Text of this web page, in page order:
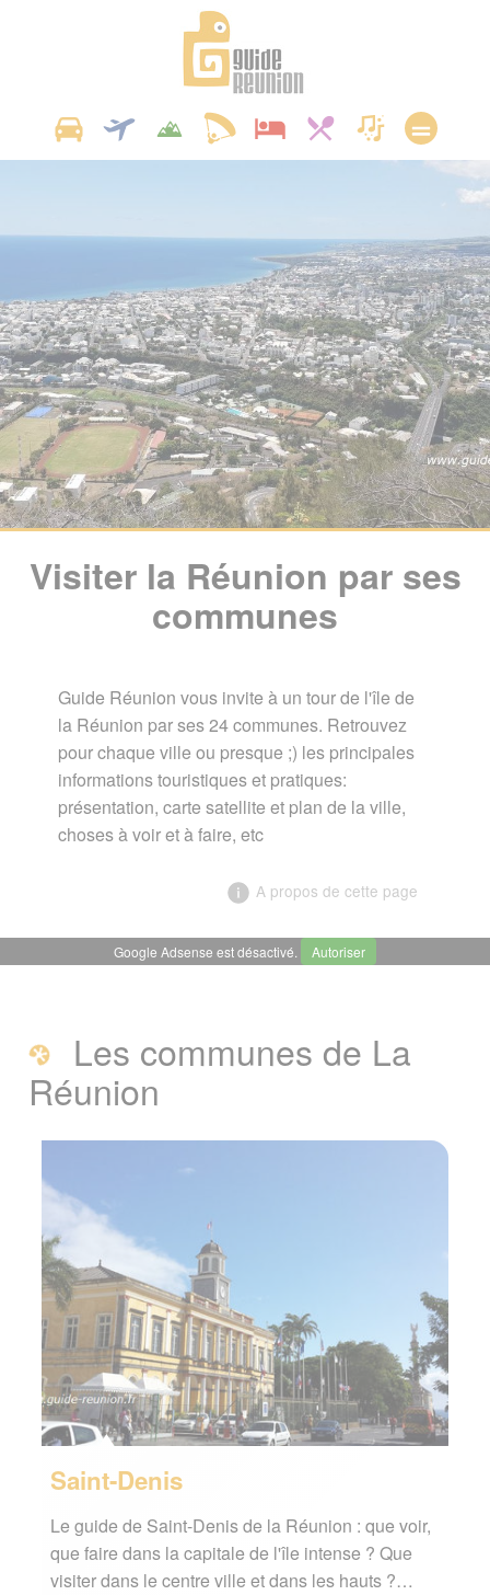
Visiter la Réunion par ses
communes
Guide Réunion vous invite à un tour de l'île de
la Réunion par ses 24 communes. Retrouvez
pour chaque ville ou presque ;) les principales
informations touristiques et pratiques:
présentation, carte satellite et plan de la ville,
choses à voir et à faire, etc
A propos de cette page
Les communes de La Réunion
Page créée le 26 mars 2011. Dernière
mise à jour le 09 février 2019
Vous êtes ici :Accueil
Visiter la Réunion par ses communes
Signaler une erreur ou Proposer une
amélioration
Google Adsense est désactivé. Autoriser
Les communes de La
Réunion
Saint-Denis
Le guide de Saint-Denis de la Réunion : que voir,
que faire dans la capitale de l'île intense ? Que
visiter dans le centre ville et dans les hauts ?…
Panneau de gestion des cookies